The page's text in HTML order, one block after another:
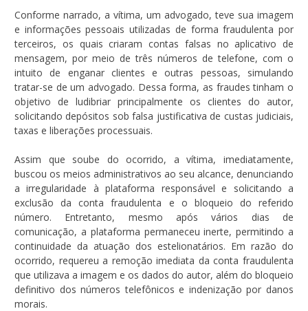
Conforme narrado, a vítima, um advogado, teve sua imagem
e informações pessoais utilizadas de forma fraudulenta por
terceiros, os quais criaram contas falsas no aplicativo de
mensagem, por meio de três números de telefone, com o
intuito de enganar clientes e outras pessoas, simulando
tratar-se de um advogado. Dessa forma, as fraudes tinham o
objetivo de ludibriar principalmente os clientes do autor,
solicitando depósitos sob falsa justificativa de custas judiciais,
taxas e liberações processuais.
Assim que soube do ocorrido, a vítima, imediatamente,
buscou os meios administrativos ao seu alcance, denunciando
a irregularidade à plataforma responsável e solicitando a
exclusão da conta fraudulenta e o bloqueio do referido
número. Entretanto, mesmo após vários dias de
comunicação, a plataforma permaneceu inerte, permitindo a
continuidade da atuação dos estelionatários. Em razão do
ocorrido, requereu a remoção imediata da conta fraudulenta
que utilizava a imagem e os dados do autor, além do bloqueio
definitivo dos números telefônicos e indenização por danos
morais.